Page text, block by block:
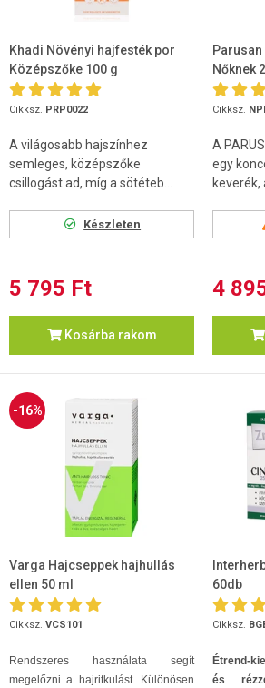
Khadi Növényi hajfesték por
Középszőke 100 g
Cikksz. PRP0022
A világosabb hajszínhez
semleges, középszőke
csillogást ad, míg a sötéteb...
Készleten
5 795 Ft
Kosárba rakom
Nőknek
Cikksz.
A
egy
keverék,
4
-16%
Varga Hajcseppek hajhullás
ellen 50 ml
Cikksz. VCS101
Rendszeres használata segít
megelőzni a hajritkulást. Különösen
60db
Cikksz.
Étrend-
és